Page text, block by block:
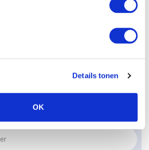
Details tonen
OK
op de hoogte worden gehouden van